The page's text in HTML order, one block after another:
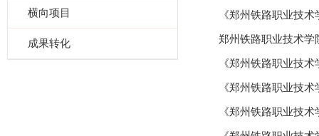
横向项目
成果转化
《郑州铁路职业技
郑州铁路职业技术学
《郑州铁路职业技
《郑州铁路职业技
《郑州铁路职业技